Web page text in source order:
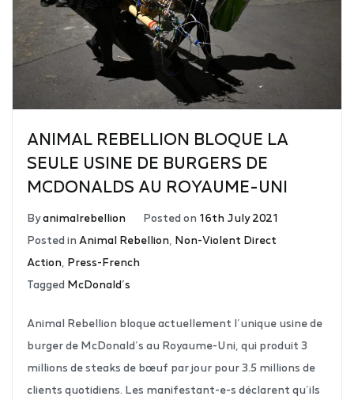
ANIMAL REBELLION BLOQUE LA
SEULE USINE DE BURGERS DE
MCDONALDS AU ROYAUME-UNI
Byanimalrebellion Posted on 16th July 2021
Posted in Animal Rebellion Non-Violent Direct
Action Press-French
Tagged McDonald’s
Animal Rebellion bloque actuellement l’unique usine de
burger de McDonald’s au Royaume-Uni, qui produit 3
millions de steaks de bœuf par jour pour 3.5 millions de
clients quotidiens. Les manifestant-e-s déclarent qu’ils